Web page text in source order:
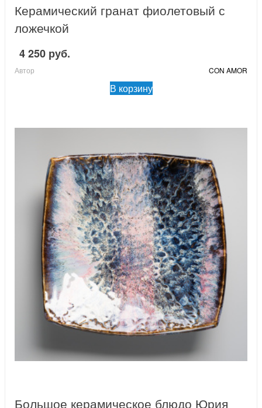
Керамический гранат фиолетовый с
ложечкой
4 250 руб.
Автор CON AMOR
В корзину
Большое керамическое блюдо Юрия